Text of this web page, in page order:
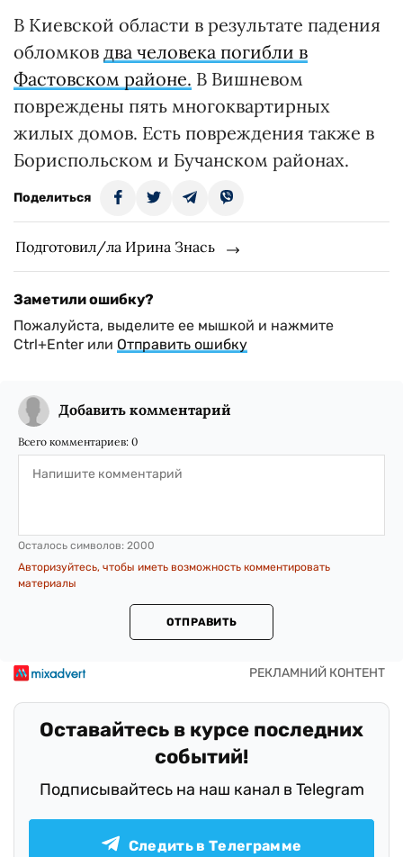
В Киевской области в результате падения
обломков два человека погибли в
Фастовском районе. В Вишневом
повреждены пять многоквартирных
жилых домов. Есть повреждения также в
Бориспольском и Бучанском районах.
Поделиться
Подготовил/ла Ирина Знась
Заметили ошибку?
Пожалуйста, выделите ее мышкой и нажмите
Ctrl+Enter или Отправить ошибку
Добавить комментарий
Всего комментариев: 0
Осталось символов: 2000
Авторизуйтесь, чтобы иметь возможность комментировать
материалы
ОТПРАВИТЬ
Оставайтесь в курсе последних
событий!
Подписывайтесь на наш канал в Telegram
Следить в Телеграмме